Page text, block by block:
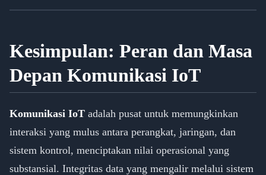
Kesimpulan: Peran dan Masa
Depan Komunikasi IoT
Komunikasi IoT adalah pusat untuk memungkinkan
interaksi yang mulus antara perangkat, jaringan, dan
sistem kontrol, menciptakan nilai operasional yang
substansial. Integritas data yang mengalir melalui sistem